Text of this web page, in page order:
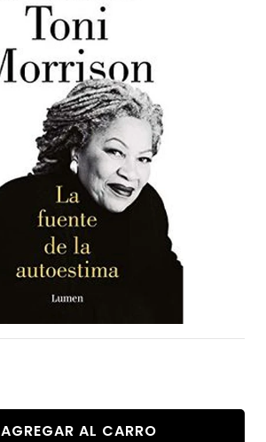
AGREGAR AL CARRO